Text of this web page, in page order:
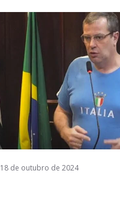
18 de outubro de 2024